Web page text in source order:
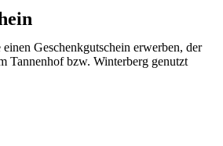
Geschenkgutschein erwerben, der
Tannenhof bzw. Winterberg genutzt